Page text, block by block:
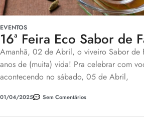
EVENTOS
16ª Feira Eco Sabor de
Amanhã, 02 de Abril, o viveiro Sabor de
anos de (muita) vida! Pra celebrar com
acontecendo no sábado, 05 de Abril,
01/04/2025 Sem Comentários